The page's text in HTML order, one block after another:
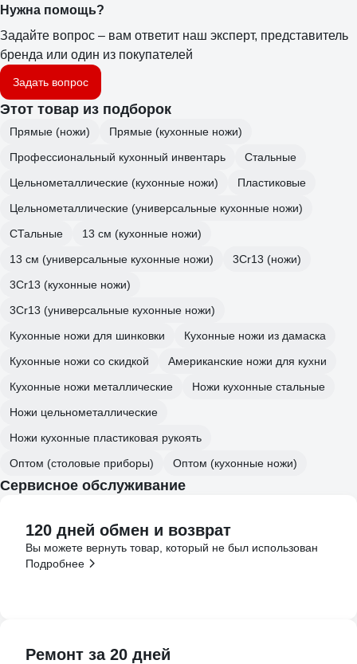
Нужна помощь?
Задайте вопрос – вам ответит наш эксперт, представитель
бренда или один из покупателей
Задать вопрос
Этот товар из подборок
Прямые (ножи)
Прямые (кухонные ножи)
Профессиональный кухонный инвентарь
Стальные
Цельнометаллические (кухонные ножи)
Пластиковые
Цельнометаллические (универсальные кухонные ножи)
СТальные
13 см (кухонные ножи)
13 см (универсальные кухонные ножи)
3Cr13 (ножи)
3Cr13 (кухонные ножи)
3Cr13 (универсальные кухонные ножи)
Кухонные ножи для шинковки
Кухонные ножи из дамаска
Кухонные ножи со скидкой
Американские ножи для кухни
Кухонные ножи металлические
Ножи кухонные стальные
Ножи цельнометаллические
Ножи кухонные пластиковая рукоять
Оптом (столовые приборы)
Оптом (кухонные ножи)
Сервисное обслуживание
120 дней обмен и возврат
Вы можете вернуть товар, который не был использован
Подробнее
Ремонт за 20 дней